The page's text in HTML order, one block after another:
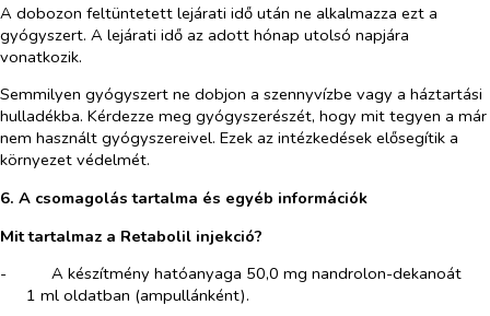
A dobozon feltüntetett lejárati idő után ne alkalmazza ezt a
gyógyszert. A lejárati idő az adott hónap utolsó napjára
vonatkozik.
Semmilyen gyógyszert ne dobjon a szennyvízbe vagy a háztartási
hulladékba. Kérdezze meg gyógyszerészét, hogy mit tegyen a már
nem használt gyógyszereivel. Ezek az intézkedések elősegítik a
környezet védelmét.
6. A csomagolás tartalma és egyéb információk
Mit tartalmaz a Retabolil injekció?
-​
A készítmény hatóanyaga 50,0 mg nandrolon-dekanoát
1 ml oldatban (ampullánként).